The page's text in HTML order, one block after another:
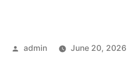
FPG
Posted
admin June 20, 2026